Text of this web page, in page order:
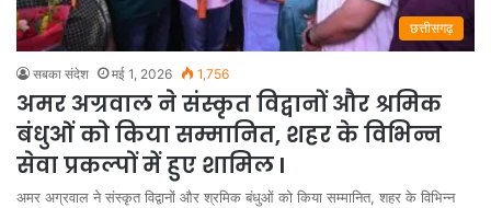
छत्तीसगढ़
सबका संदेश मई 1, 2026 1,756
अमर अग्रवाल ने संस्कृत विद्वानों और श्रमिक
बंधुओं को किया सम्मानित, शहर के विभिन्न
सेवा प्रकल्पों में हुए शामिल l
अमर अग्रवाल ने संस्कृत विद्वानों और श्रमिक बंधुओं को किया सम्मानित, शहर के विभिन्न